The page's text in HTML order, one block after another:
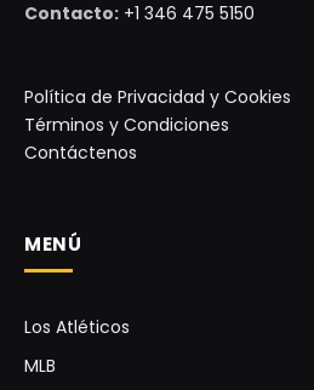
Contacto: +1 346 475 5150
Política de Privacidad y Cookies
Términos y Condiciones
Contáctenos
MENÚ
Los Atléticos
MLB